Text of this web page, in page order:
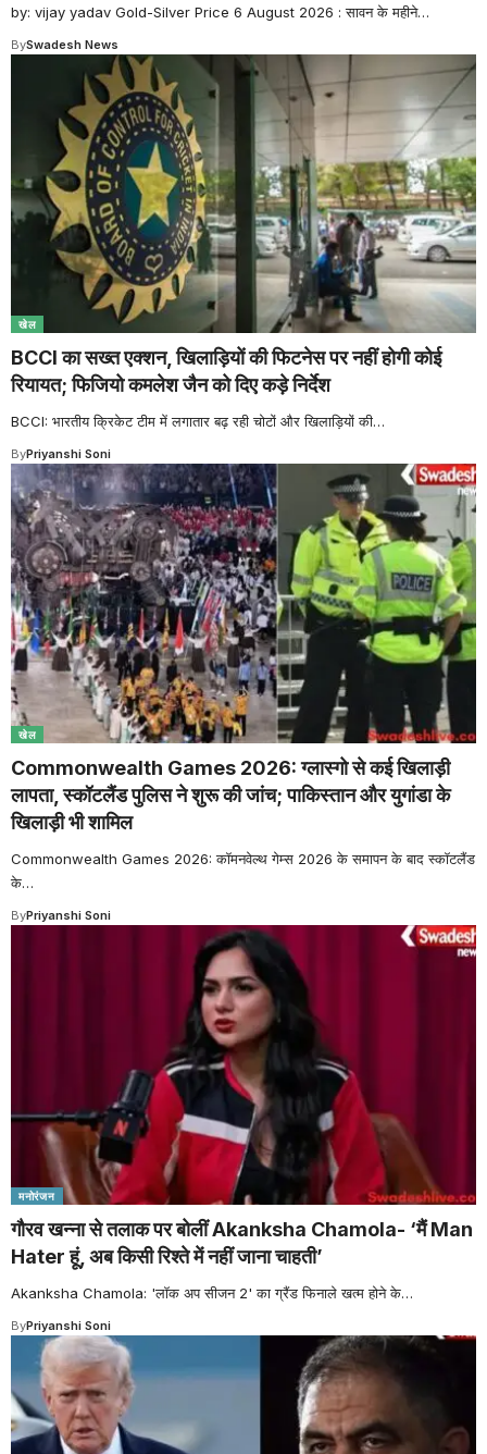
by: vijay yadav Gold-Silver Price 6 August 2026 : सावन के महीने…
BySwadesh News
खेल
BCCI का सख्त एक्शन, खिलाड़ियों की फिटनेस पर नहीं होगी कोई
रियायत; फिजियो कमलेश जैन को दिए कड़े निर्देश
BCCI: भारतीय क्रिकेट टीम में लगातार बढ़ रही चोटों और खिलाड़ियों की…
ByPriyanshi Soni
खेल
Commonwealth Games 2026: ग्लास्गो से कई खिलाड़ी
लापता, स्कॉटलैंड पुलिस ने शुरू की जांच; पाकिस्तान और युगांडा के
खिलाड़ी भी शामिल
Commonwealth Games 2026: कॉमनवेल्थ गेम्स 2026 के समापन के बाद स्कॉटलैंड
के…
ByPriyanshi Soni
मनोरंजन
गौरव खन्ना से तलाक पर बोलीं Akanksha Chamola- ‘मैं Man
Hater हूं, अब किसी रिश्ते में नहीं जाना चाहती’
Akanksha Chamola: 'लॉक अप सीजन 2' का ग्रैंड फिनाले खत्म होने के…
ByPriyanshi Soni